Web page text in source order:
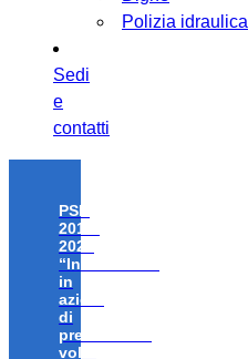
Polizia idraulica
Sedi
e
contatti
PSR
2014-
2020
“Investimenti
in
azioni
di
prevenzione
volte